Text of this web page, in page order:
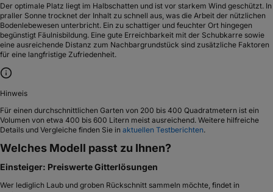
Der optimale Platz liegt im Halbschatten und ist vor starkem Wind geschützt. In
praller Sonne trocknet der Inhalt zu schnell aus, was die Arbeit der nützlichen
Bodenlebewesen unterbricht. Ein zu schattiger und feuchter Ort hingegen
begünstigt Fäulnisbildung. Eine gute Erreichbarkeit mit der Schubkarre sowie
eine ausreichende Distanz zum Nachbargrundstück sind zusätzliche Faktoren
für eine langfristige Zufriedenheit.
Hinweis
Für einen durchschnittlichen Garten von 200 bis 400 Quadratmetern ist ein
Volumen von etwa 400 bis 600 Litern meist ausreichend. Weitere hilfreiche
Details und Vergleiche finden Sie in aktuellen Testberichten.
Welches Modell passt zu Ihnen?
Einsteiger: Preiswerte Gitterlösungen
Wer lediglich Laub und groben Rückschnitt sammeln möchte, findet in